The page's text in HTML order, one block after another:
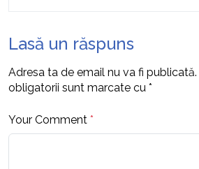
Lasă un răspuns
Adresa ta de email nu va fi publicată.
obligatorii sunt marcate cu *
Your Comment *